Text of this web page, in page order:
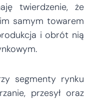
twierdzenie, że
samym towarem
i obrót nią
segmenty rynku
przesył oraz